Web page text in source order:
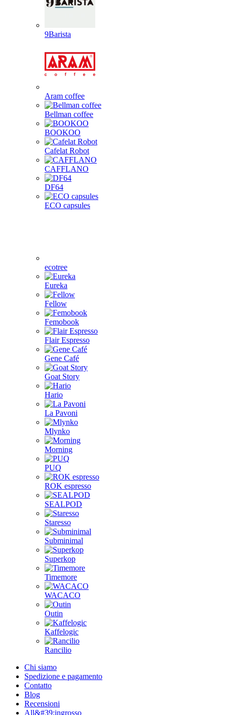
9Barista
Aram coffee
Bellman coffee
BOOKOO
Cafelat Robot
CAFFLANO
DF64
ECO capsules
ecotree
Eureka
Fellow
Femobook
Flair Espresso
Gene Café
Goat Story
Hario
La Pavoni
Mlynko
Morning
PUQ
ROK espresso
SEALPOD
Staresso
Subminimal
Superkop
Timemore
WACACO
Outin
Kaffelogic
Rancilio
Chi siamo
Spedizione e pagamento
Contatto
Blog
Recensioni
All&#39;ingrosso